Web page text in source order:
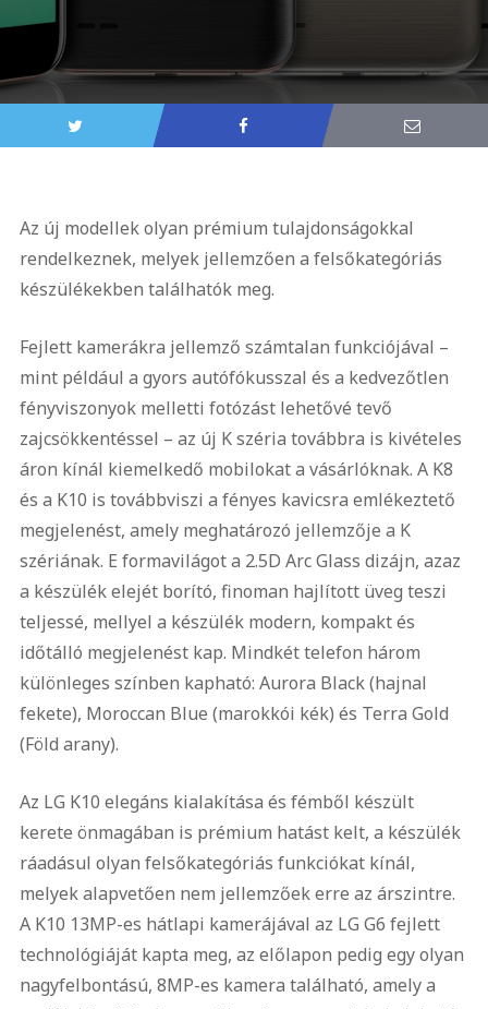
Az új modellek olyan prémium tulajdonságokkal
rendelkeznek, melyek jellemzően a felsőkategóriás
készülékekben találhatók meg.
Fejlett kamerákra jellemző számtalan funkciójával –
mint például a gyors autófókusszal és a kedvezőtlen
fényviszonyok melletti fotózást lehetővé tevő
zajcsökkentéssel – az új K széria továbbra is kivételes
áron kínál kiemelkedő mobilokat a vásárlóknak. A K8
és a K10 is továbbviszi a fényes kavicsra emlékeztető
megjelenést, amely meghatározó jellemzője a K
szériának. E formavilágot a 2.5D Arc Glass dizájn, azaz
a készülék elejét borító, finoman hajlított üveg teszi
teljessé, mellyel a készülék modern, kompakt és
időtálló megjelenést kap. Mindkét telefon három
különleges színben kapható: Aurora Black (hajnal
fekete), Moroccan Blue (marokkói kék) és Terra Gold
(Föld arany).
Az LG K10 elegáns kialakítása és fémből készült
kerete önmagában is prémium hatást kelt, a készülék
ráadásul olyan felsőkategóriás funkciókat kínál,
melyek alapvetően nem jellemzőek erre az árszintre.
A K10 13MP-es hátlapi kamerájával az LG G6 fejlett
technológiáját kapta meg, az előlapon pedig egy olyan
nagyfelbontású, 8MP-es kamera található, amely a